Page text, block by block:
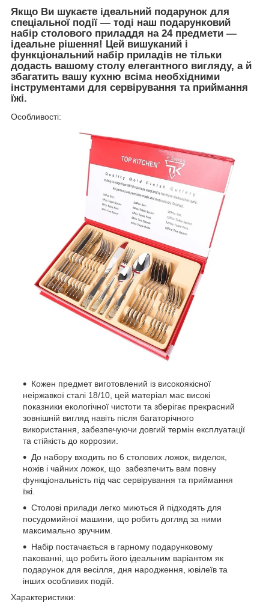
Якщо Ви шукаєте ідеальний подарунок для
спеціальної події — тоді наш подарунковий
набір столового приладдя на 24 предмети —
ідеальне рішення! Цей вишуканий і
функціональний набір приладів не тільки
додасть вашому столу елегантного вигляду, а й
збагатить вашу кухню всіма необхідними
інструментами для сервірування та приймання
їжі.
Особливості:
Кожен предмет виготовлений із високоякісної
неіржавкої сталі 18/10, цей матеріал має високі
показники екологічної чистоти та зберігає прекрасний
зовнішній вигляд навіть після багаторічного
використання, забезпечуючи довгий термін експлуатації
та стійкість до коррозии.
До набору входить по 6 столових ложок, виделок,
ножів і чайних ложок, що забезпечить вам повну
функціональність під час сервірування та приймання
їжі.
Столові прилади легко миються й підходять для
посудомийної машини, що робить догляд за ними
максимально зручним.
Набір постачається в гарному подарунковому
пакованні, що робить його ідеальним варіантом як
подарунок для весілля, дня народження, ювілеїв та
інших особливих подій.
Характеристики: